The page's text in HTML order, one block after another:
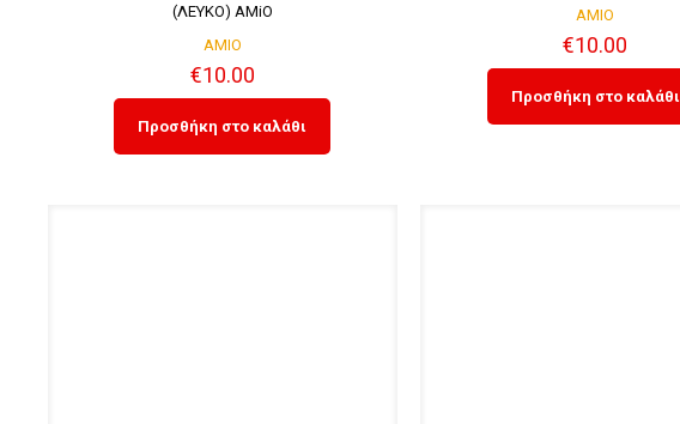
(ΛΕΥΚΟ) AMiO
AMIO
€10.00
Προσθήκη στο καλάθι
AMIO
€10.00
Προσθήκη στο καλάθι